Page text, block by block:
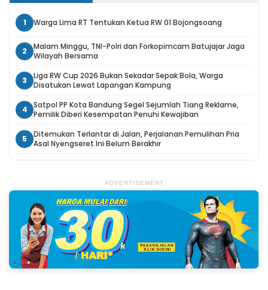
1 Warga Lima RT Tentukan Ketua RW 01 Bojongsoang
2
Malam Minggu, TNI-Polri dan Forkopimcam Batujajar Jaga
Wilayah Bersama
3
Liga RW Cup 2026 Bukan Sekadar Sepak Bola, Warga
Disatukan Lewat Lapangan Kampung
4
Satpol PP Kota Bandung Segel Sejumlah Tiang Reklame,
Pemilik Diberi Kesempatan Penuhi Kewajiban
5
Ditemukan Terlantar di Jalan, Perjalanan Pemulihan Pria
Asal Nyengseret Ini Belum Berakhir
ADVERTISEMENT